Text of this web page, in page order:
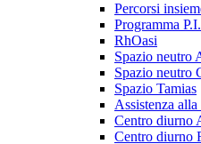
Percorsi
Programma
RhOasi
Spazio neutro
Spazio neutro
Spazio Tamias
Assistenza
Centro diurno
Centro diurno